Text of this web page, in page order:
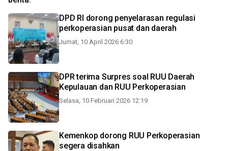
DPD RI dorong penyelarasan regulasi
perkoperasian pusat dan daerah
Jumat, 10 April 2026 6:30
DPR terima Surpres soal RUU Daerah
Kepulauan dan RUU Perkoperasian
Selasa, 10 Februari 2026 12:19
Kemenkop dorong RUU Perkoperasian
segera disahkan